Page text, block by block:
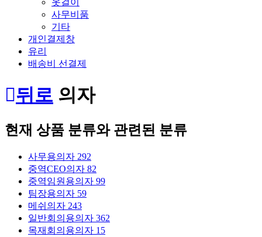
사무비품
기타
개인결제창
유리
배송비 선결제
뒤로 의자
현재 상품 분류와 관련된 분류
사무용의자 292
중역CEO의자 82
중역임원용의자 99
팀장용의자 59
메쉬의자 243
일반회의용의자 362
목재회의용의자 15